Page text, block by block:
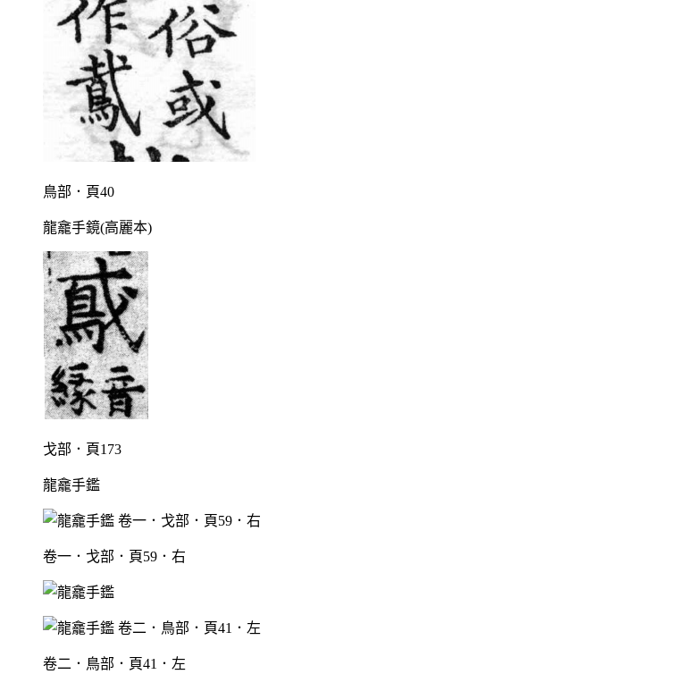
鳥部．頁40
龍龕手鏡(高麗本)
戈部．頁173
龍龕手鑑
卷一．戈部．頁59．右
卷二．鳥部．頁41．左